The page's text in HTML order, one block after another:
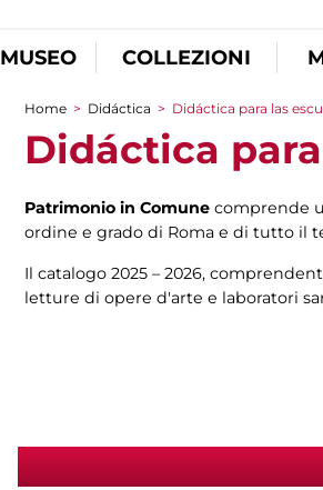
MUSEO COLLEZIONI
You are here
Home > Didáctica > Didáctica para las
Didáctica
Patrimonio in Comune comprende
ordine e grado di Roma e di tutto il
Il catalogo 2025 – 2026,
letture di opere d'arte e laboratori